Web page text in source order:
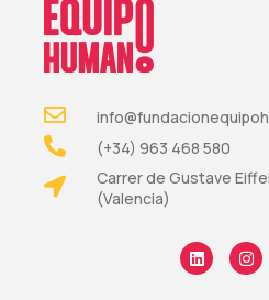
(+34) 963 468 580
Carrer de Gustave
(Valencia)